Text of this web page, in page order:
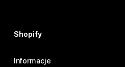
Shopify
Informacje